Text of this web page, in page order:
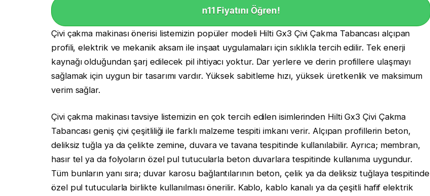
n11 Fiyatını Öğren!
Çivi çakma makinası önerisi listemizin popüler modeli Hilti Gx3 Çivi Çakma Tabancası alçıpan
profili, elektrik ve mekanik aksam ile inşaat uygulamaları için sıklıkla tercih edilir. Tek enerji
kaynağı olduğundan şarj edilecek pil ihtiyacı yoktur. Dar yerlere ve derin profillere ulaşmayı
sağlamak için uygun bir tasarımı vardır. Yüksek sabitleme hızı, yüksek üretkenlik ve maksimum
verim sağlar.
Çivi çakma makinası tavsiye listemizin en çok tercih edilen isimlerinden Hilti Gx3 Çivi Çakma
Tabancası geniş çivi çeşitliliği ile farklı malzeme tespiti imkanı verir. Alçıpan profillerin beton,
deliksiz tuğla ya da çelikte zemine, duvara ve tavana tespitinde kullanılabilir. Ayrıca; membran,
hasır tel ya da folyoların özel pul tutucularla beton duvarlara tespitinde kullanıma uygundur.
Tüm bunların yanı sıra; duvar karosu bağlantılarının beton, çelik ya da deliksiz tuğlaya tespitinde
özel pul tutucularla birlikte kullanılması önerilir. Kablo, kablo kanalı ya da çeşitli hafif elektrik